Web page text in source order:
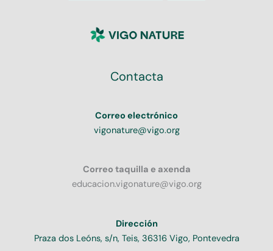
Contacta
Correo electrónico
vigonature@vigo.org
Correo taquilla e axenda
educacion.vigonature@vigo.org
Dirección
Praza dos Leóns, s/n, Teis, 36316 Vigo, Pontevedra